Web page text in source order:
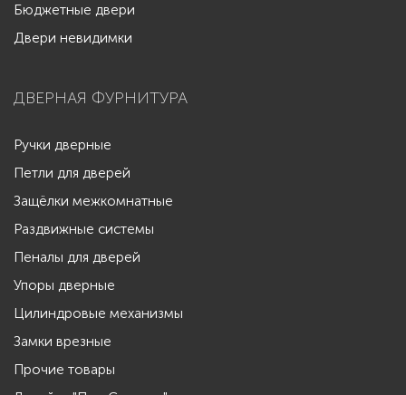
Бюджетные двери
Двери невидимки
ДВЕРНАЯ ФУРНИТУРА
Ручки дверные
Петли для дверей
Защёлки межкомнатные
Раздвижные системы
Пеналы для дверей
Упоры дверные
Цилиндровые механизмы
Замки врезные
Прочие товары